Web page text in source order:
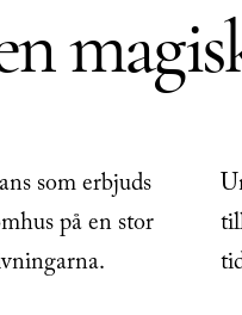
som erbjuds
på en stor